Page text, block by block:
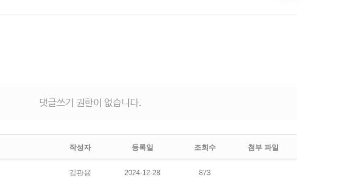
댓글쓰기 권한이 없습니다.
작성자 등록일 조회수 첨부 파일
김판용 2024-12-28 873